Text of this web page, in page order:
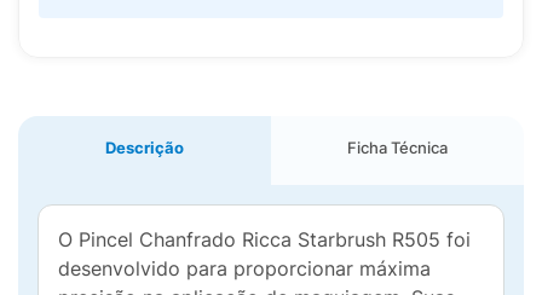
Descrição Ficha Técnica
O Pincel Chanfrado Ricca Starbrush R505 foi
desenvolvido para proporcionar máxima